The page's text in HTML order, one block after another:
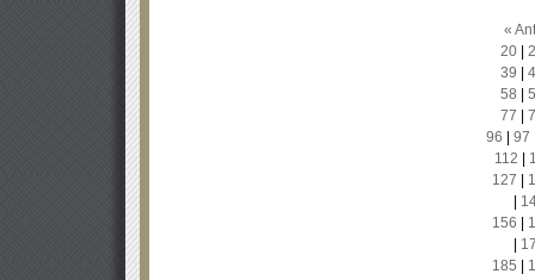
«
20|
39
58
77
96
97
112
127
156
185